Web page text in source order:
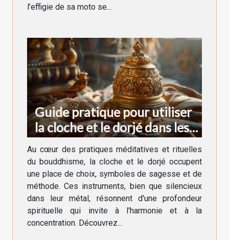
l’effigie de sa moto se...
Guide pratique pour utiliser
la cloche et le dorjé dans les
rituels bouddhistes
Au cœur des pratiques méditatives et rituelles
du bouddhisme, la cloche et le dorjé occupent
une place de choix, symboles de sagesse et de
méthode. Ces instruments, bien que silencieux
dans leur métal, résonnent d'une profondeur
spirituelle qui invite à l'harmonie et à la
concentration. Découvrez...